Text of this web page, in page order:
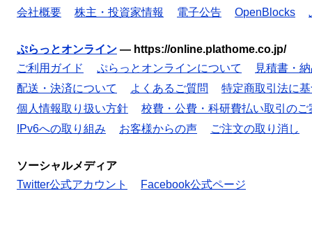
会社概要
株主・投資家情報 電子公告 OpenBlocks
ぷらっとオンライン — https://online.plathome.co.jp/
ご利用ガイド
ぷらっとオンラインについて
見積書・
配送・決済について
よくあるご質問
特定商取引法に
個人情報取り扱い方針
校費・公費・科研費払い取引のご
IPv6への取り組み
お客様からの声 ご注文の取り消し
ソーシャルメディア
Twitter公式アカウント
Facebook公式ページ